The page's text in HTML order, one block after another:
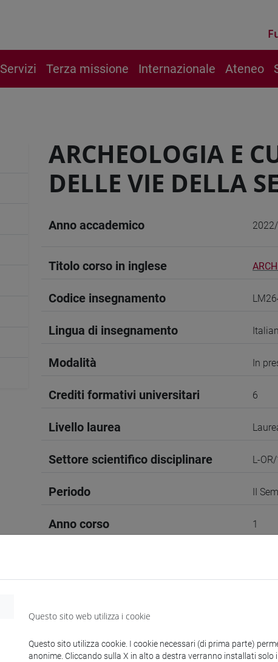
Servizi Terza missione Internazionale Ateneo
ARCHEOLOGIA E
DELLE VIE DELLA
Anno accademico
Titolo corso in inglese
Codice insegnamento
Lingua di insegnamento
Modalità In
Crediti formativi universitari 6
Livello laurea
Settore scientifico disciplinare L-
Periodo II
Anno corso 1
Questo sito web utilizza i cookie
Questo sito utilizza cookie. I cookie necessari (di prima parte)
anonime. Cliccando sulla X in alto a destra verranno installati